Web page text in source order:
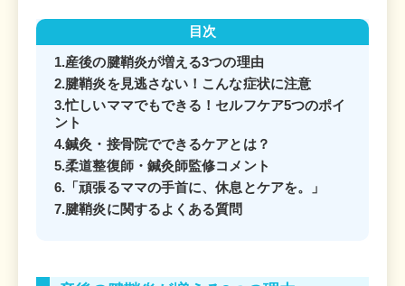
目次
1.産後の腱鞘炎が増える3つの理由
2.腱鞘炎を見逃さない！こんな症状に注意
3.忙しいママでもできる！セルフケア5つのポイ
ント
4.鍼灸・接骨院でできるケアとは？
5.柔道整復師・鍼灸師監修コメント
6.「頑張るママの手首に、休息とケアを。」
7.腱鞘炎に関するよくある質問